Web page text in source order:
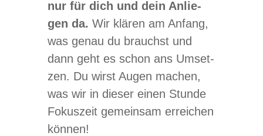
nur für dich und dein Anlie­
gen da. Wir klä­ren am Anfang,
was genau du brauchst und
dann geht es schon ans Umset­
zen. Du wirst Augen machen,
was wir in die­ser einen Stunde
Fokus­zeit gemein­sam errei­chen
können!